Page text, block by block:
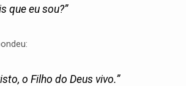
que eu sou?”
o Filho do Deus vivo.”